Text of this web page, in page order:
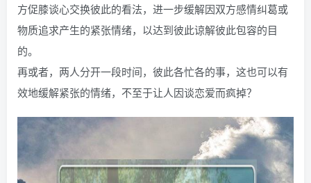
方促膝谈心交换彼此的看法，进一步缓解因双方感情纠葛或
物质追求产生的紧张情绪，以达到彼此谅解彼此包容的目
的。
再或者，两人分开一段时间，彼此各忙各的事，这也可以有
效地缓解紧张的情绪，不至于让人因谈恋爱而疯掉？